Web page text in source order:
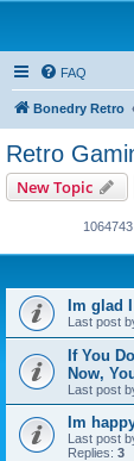
FAQ
Bonedry Retro
Retro
New Topic
Im glad
Last post
If You
Now,
Last post
Im
Last post
Replies: 3